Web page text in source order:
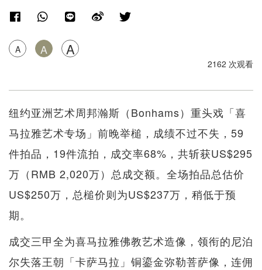
A A A
2162 次观看
纽约亚洲艺术周邦瀚斯（Bonhams）重头戏「喜
马拉雅艺术专场」前晚举槌，成绩不过不失，59
件拍品，19件流拍，成交率68%，共斩获US$295
万（RMB 2,020万）总成交额。全场拍品总估价
US$250万，总槌价则为US$237万，稍低于预
期。
成交三甲全为喜马拉雅佛教艺术造像，领衔的尼泊
尔失落王朝「卡萨马拉」铜鎏金弥勒菩萨像，连佣